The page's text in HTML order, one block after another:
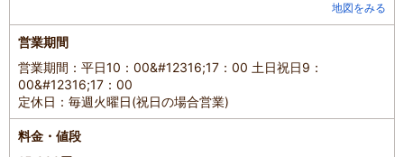
地図をみる
営業期間
営業期間：平日10：00&#12316;17：00 土日祝日9：
00&#12316;17：00
定休日：毎週火曜日(祝日の場合営業)
料金・値段